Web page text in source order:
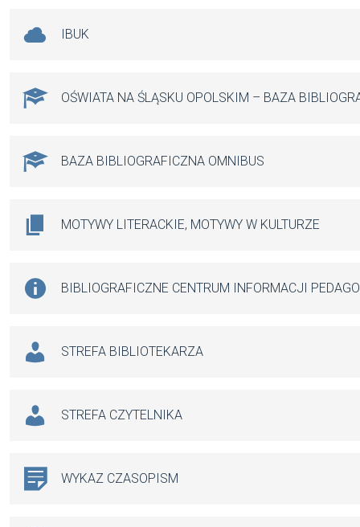
IBUK
OŚWIATA NA ŚLĄSKU OPOLSKIM – BAZA
BAZA BIBLIOGRAFICZNA OMNIBUS
MOTYWY LITERACKIE, MOTYWY W KULTURZE
BIBLIOGRAFICZNE CENTRUM INFORMACJI
STREFA BIBLIOTEKARZA
STREFA CZYTELNIKA
WYKAZ CZASOPISM